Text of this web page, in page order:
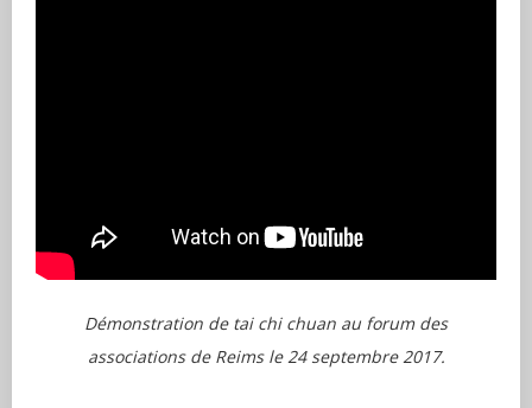
Démonstration de tai chi chuan au forum des
associations de Reims le 24 septembre 2017.